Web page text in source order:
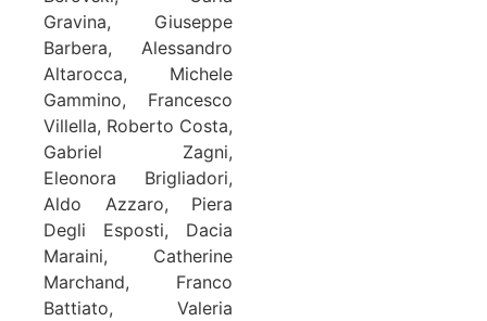
Gravina, Giuseppe
Barbera, Alessandro
Altarocca, Michele
Gammino, Francesco
Villella, Roberto Costa,
Gabriel Zagni,
Eleonora Brigliadori,
Aldo Azzaro, Piera
Degli Esposti, Dacia
Maraini, Catherine
Marchand, Franco
Battiato, Valeria